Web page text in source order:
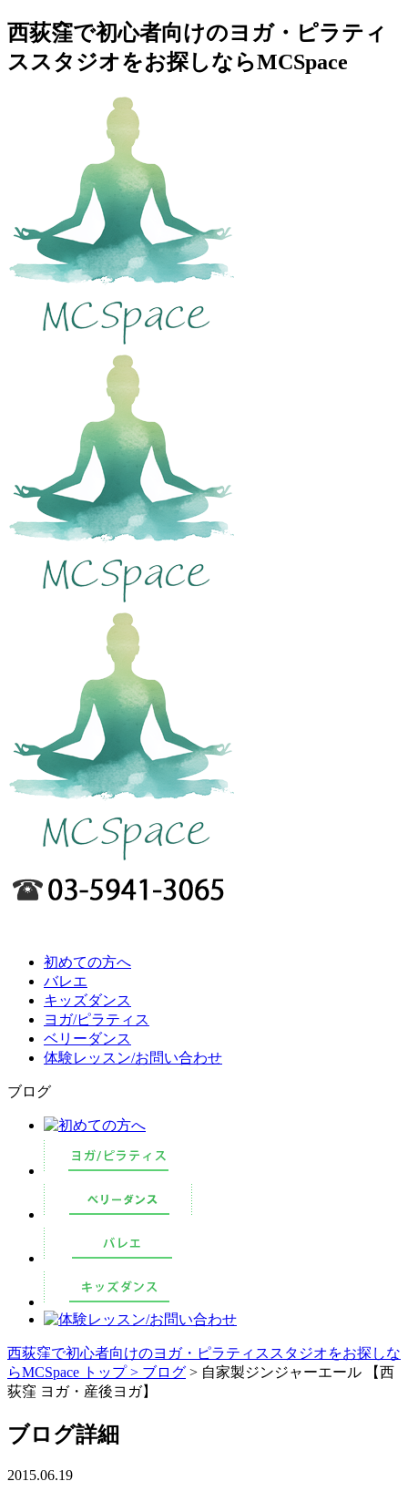
西荻窪で初心者向けのヨガ・ピラティ
ススタジオをお探しならMCSpace
初めての方へ
バレエ
キッズダンス
ヨガ/ピラティス
ベリーダンス
体験レッスン/お問い合わせ
ブログ
西荻窪で初心者向けのヨガ・ピラティススタジオをお探しな
らMCSpace トップ > ブログ > 自家製ジンジャーエール 【西
荻窪 ヨガ・産後ヨガ】
ブログ詳細
2015.06.19